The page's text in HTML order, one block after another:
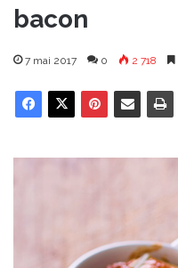
bacon
7 mai 2017 0 2 718